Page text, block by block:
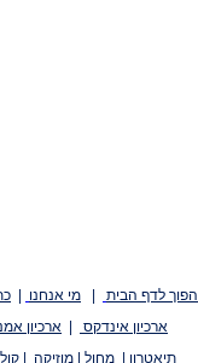
הפוך לדף הבית מי אנחנו
ארכיון אינדקס
ארכיון
תיאטרון
|מחול |מוזיקה |